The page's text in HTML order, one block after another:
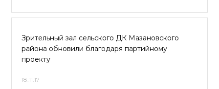
Зрительный зал сельского ДК Мазановского
района обновили благодаря партийному
проекту
18.11.17